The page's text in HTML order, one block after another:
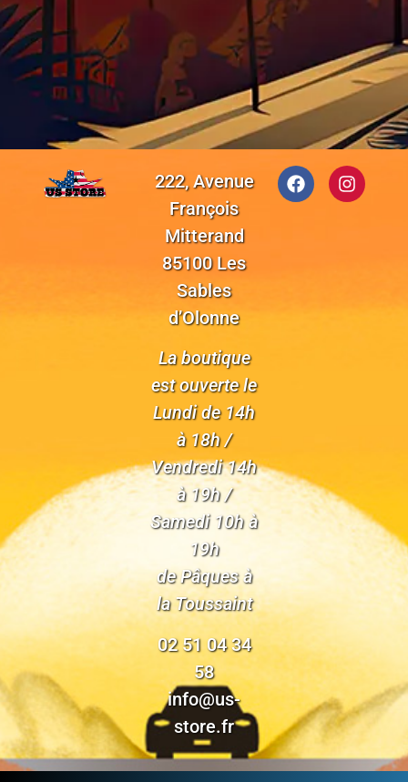
222, Avenue
François
Mitterand
85100 Les
Sables
d’Olonne
La boutique
est ouverte le
Lundi de 14h
à 18h /
Vendredi 14h
à 19h /
Samedi 10h à
19h
de Pâques à
la Toussaint
02 51 04 34
58
info@us-
store.fr